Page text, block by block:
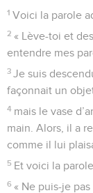
1 Voici la parole
2 « Lève-toi et
entendre mes
3 Je suis
façonnait un
4 mais le vase
main. Alors, il a
comme il lui
5 Et voici la
6 « Ne puis-je